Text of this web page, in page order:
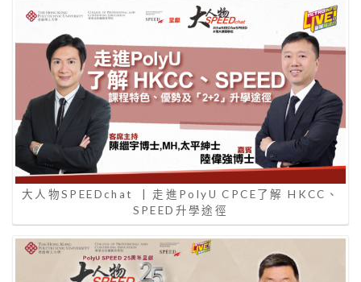
大人物SPEEDchat | 走進PolyU CPCE了解 HKCC、
SPEED升學途徑